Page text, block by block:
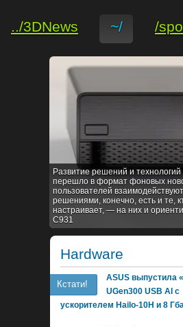
../3DNews ~/ /
Развитие решений и
перешло в формат фоновых
пользователей
решениями, конечно, есть и те,
настраивает, — на них и
C931
Hardware
Кстати!
ASUS выпустила
UGen300 USB AI с
ускорителем Hailo-10H и 8